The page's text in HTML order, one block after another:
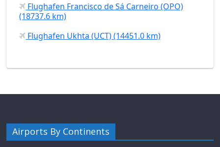
Flughafen Francisco de Sá Carneiro (OPO)
(18737.6 km)
Flughafen Ukhta (UCT) (14451.0 km)
Airports By Continents